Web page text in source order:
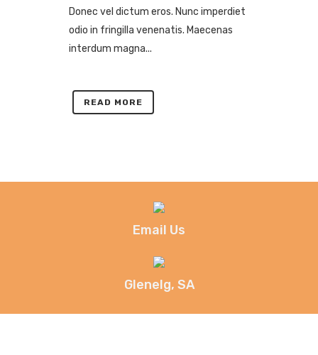
Donec vel dictum eros. Nunc imperdiet
odio in fringilla venenatis. Maecenas
interdum magna...
READ MORE
Email Us
Glenelg, SA